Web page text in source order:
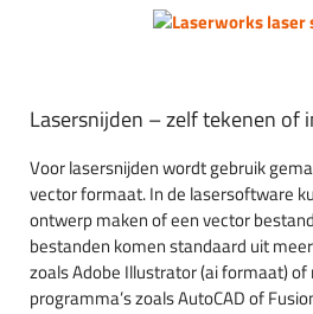
Lasersnijden – zelf tekenen of
Voor lasersnijden wordt gebruik
vector formaat. In de lasersoftware
ontwerp maken of een vector
bestanden komen standaard uit
zoals Adobe Illustrator (ai formaat)
programma’s zoals AutoCAD of